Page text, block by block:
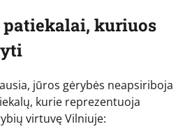
kuriuos
jūros gėrybės neapsiriboja
kurie reprezentuoja
virtuvę Vilniuje: